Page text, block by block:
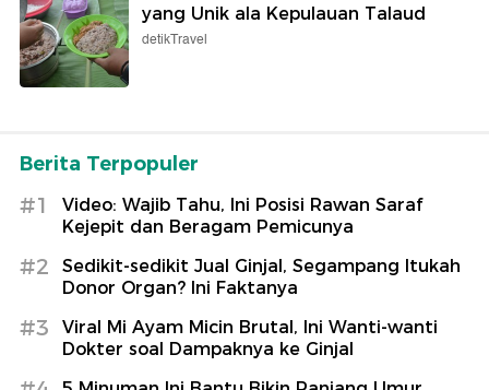
yang Unik ala Kepulauan Talaud
detikTravel
Berita Terpopuler
#1
Video: Wajib Tahu, Ini Posisi Rawan Saraf
Kejepit dan Beragam Pemicunya
#2
Sedikit-sedikit Jual Ginjal, Segampang Itukah
Donor Organ? Ini Faktanya
#3
Viral Mi Ayam Micin Brutal, Ini Wanti-wanti
Dokter soal Dampaknya ke Ginjal